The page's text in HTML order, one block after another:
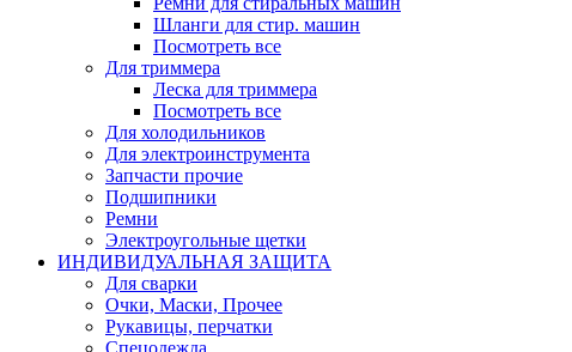
Шланги для стир. машин
Посмотреть все
Для триммера
Леска для триммера
Посмотреть все
Для холодильников
Для электроинструмента
Запчасти прочие
Подшипники
Ремни
Электроугольные щетки
ИНДИВИДУАЛЬНАЯ ЗАЩИТА
Для сварки
Очки, Маски, Прочее
Рукавицы, перчатки
Спецодежда